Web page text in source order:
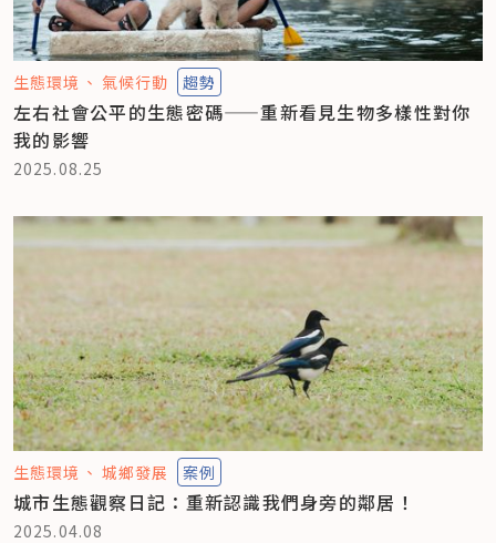
生態環境 氣候行動 趨勢
左右社會公平的生態密碼——重新看見生物多樣性對你
我的影響
2025.08.25
生態環境 城鄉發展 案例
城市生態觀察日記：重新認識我們身旁的鄰居！
2025.04.08